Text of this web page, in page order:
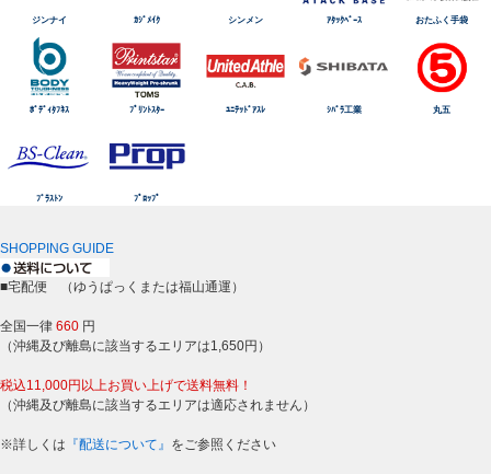
ジンナイ ｶｼﾞﾒｲｸ シンメン ｱﾀｯｸﾍﾞｰｽ おたふく手袋
ﾎﾞﾃﾞｨﾀﾌﾈｽ ﾌﾟﾘﾝﾄｽﾀｰ ﾕﾆﾃｯﾄﾞｱｽﾚ ｼﾊﾞﾗ工業 丸五
ﾌﾞﾗｽﾄﾝ ﾌﾟﾛｯﾌﾟ
SHOPPING GUIDE
■宅配便 （ゆうぱっくまたは福山通運）
全国一律 660 円
（沖縄及び離島に該当するエリアは1,650円）
税込11,000円以上お買い上げで送料無料！
（沖縄及び離島に該当するエリアは適応されません）
※詳しくは 『配送について』 をご参照ください